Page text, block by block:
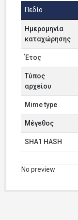
Πεδίο
Ημερομηνία
καταχώρησης
Έτος
Τύπος
αρχείου
Mime type
Μέγεθος
SHA1 HASH
No preview